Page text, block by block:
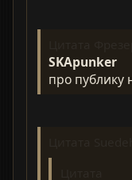
SKApunker
про публику